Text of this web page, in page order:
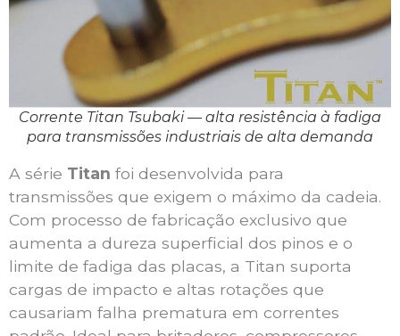
Corrente Titan Tsubaki — alta resistência à fadiga
para transmissões industriais de alta demanda
A série Titan foi desenvolvida para
transmissões que exigem o máximo da cadeia.
Com processo de fabricação exclusivo que
aumenta a dureza superficial dos pinos e o
limite de fadiga das placas, a Titan suporta
cargas de impacto e altas rotações que
causariam falha prematura em correntes